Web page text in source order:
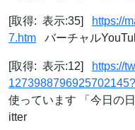
[取得: 表示:35]
https://
7.htm バーチャル
[取得: 表示:12]
https://
使っています 「今日の
itter